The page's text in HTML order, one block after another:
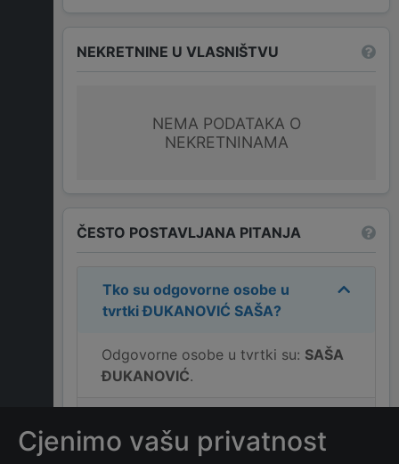
NEKRETNINE U VLASNIŠTVU
NEMA PODATAKA O
NEKRETNINAMA
ČESTO POSTAVLJANA PITANJA
Tko su odgovorne osobe u
tvrtkiĐUKANOVIĆ SAŠA?
Odgovorne osobe u tvrtki su: SAŠA
ĐUKANOVIĆ.
ĐUKANOVIĆ SAŠA?
Cjenimo vašu privatnost